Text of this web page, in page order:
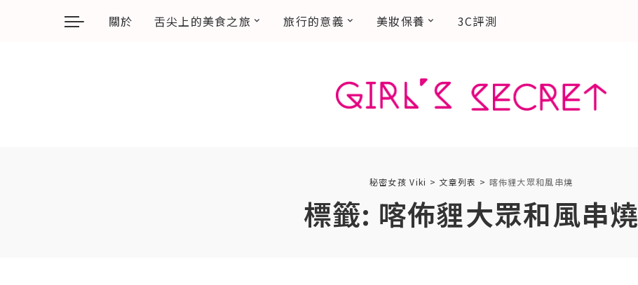
關於 舌尖上的美食之旅 旅行的意義 美妝保養 3C評測
秘密女孩 Viki > 文章列表 > 喀佈貍大眾和風串燒
標籤: 喀佈貍大眾和風串燒